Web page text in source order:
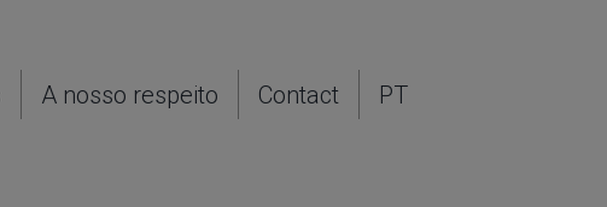
A nosso respeito Contact PT